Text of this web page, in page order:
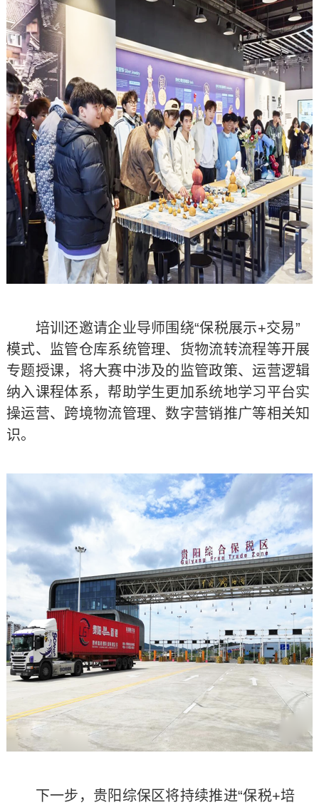
培训还邀请企业导师围绕“保税展示+交易”
模式、监管仓库系统管理、货物流转流程等开展
专题授课，将大赛中涉及的监管政策、运营逻辑
纳入课程体系，帮助学生更加系统地学习平台实
操运营、跨境物流管理、数字营销推广等相关知
识。
下一步，贵阳综保区将持续推进“保税+培